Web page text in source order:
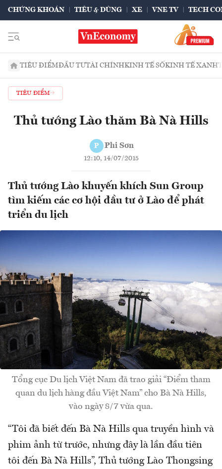
CHỨNG KHOÁN TIÊU & DÙNG XE VNE TV TECH
TIÊU ĐIỂMĐẦU TƯTÀI CHÍNHKINH TẾ SỐKINH TẾ XANH
TIÊU ĐIỂM
Thủ tướng Lào thăm Bà Nà Hills
P Phi Sơn
12:10, 14/07/2015
Thủ tướng Lào khuyến khích Sun Group
tìm kiếm các cơ hội đầu tư ở Lào để phát
triển du lịch
Tổng cục Du lịch Việt Nam đã trao giải “Điểm tham
quan du lịch hàng đầu Việt Nam” cho Bà Nà Hills,
vào ngày 8/7 vừa qua.
“Tôi đã biết đến Bà Nà Hills qua truyền hình và
phim ảnh từ trước, nhưng đây là lần đầu tiên
tôi đến Bà Nà Hills”, Thủ tướng Lào Thongsing